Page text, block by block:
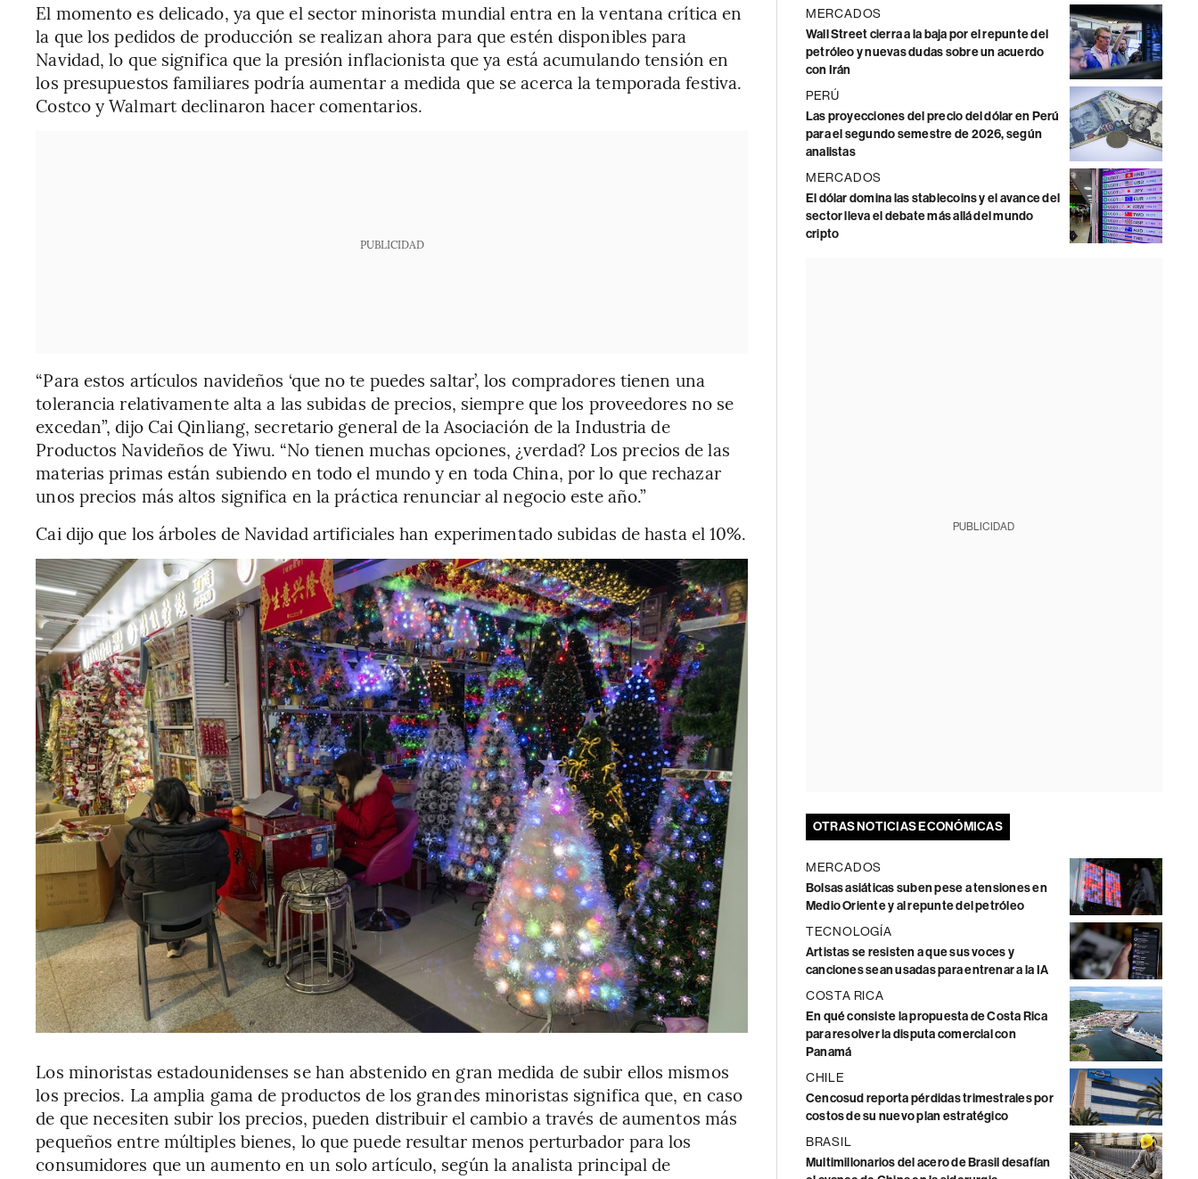
El momento es delicado, ya que el sector minorista mundial entra en la ventana crítica en
la que los pedidos de producción se realizan ahora para que estén disponibles para
Navidad, lo que significa que la presión inflacionista que ya está acumulando tensión en
los presupuestos familiares podría aumentar a medida que se acerca la temporada festiva.
Costco y Walmart declinaron hacer comentarios.
PUBLICIDAD
“Para estos artículos navideños ‘que no te puedes saltar’, los compradores tienen una
tolerancia relativamente alta a las subidas de precios, siempre que los proveedores no se
excedan”, dijo Cai Qinliang, secretario general de la Asociación de la Industria de
Productos Navideños de Yiwu. “No tienen muchas opciones, ¿verdad? Los precios de las
materias primas están subiendo en todo el mundo y en toda China, por lo que rechazar
unos precios más altos significa en la práctica renunciar al negocio este año.”
Cai dijo que los árboles de Navidad artificiales han experimentado subidas de hasta el 10%.
Los minoristas estadounidenses se han abstenido en gran medida de subir ellos mismos
los precios. La amplia gama de productos de los grandes minoristas significa que, en caso
de que necesiten subir los precios, pueden distribuir el cambio a través de aumentos más
pequeños entre múltiples bienes, lo que puede resultar menos perturbador para los
consumidores que un aumento en un solo artículo, según la analista principal de
MERCADOS
Wall Street cierra a la baja por el repunte del
petróleo y nuevas dudas sobre un acuerdo
con Irán
PERÚ
Las proyecciones del precio del dólar en Perú
para el segundo semestre de 2026, según
analistas
MERCADOS
El dólar domina las stablecoins y el avance del
sector lleva el debate más allá del mundo
cripto
PUBLICIDAD
OTRAS NOTICIAS ECONÓMICAS
MERCADOS
Bolsas asiáticas suben pese a tensiones en
Medio Oriente y al repunte del petróleo
TECNOLOGÍA
Artistas se resisten a que sus voces y
canciones sean usadas para entrenar a la IA
COSTA RICA
En qué consiste la propuesta de Costa Rica
para resolver la disputa comercial con
Panamá
CHILE
Cencosud reporta pérdidas trimestrales por
costos de su nuevo plan estratégico
BRASIL
Multimillonarios del acero de Brasil desafían